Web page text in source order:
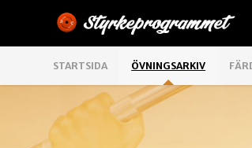
STARTSIDA ÖVNINGSARKIV